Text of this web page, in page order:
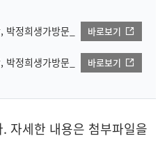
정희생가방문_
바로보기
정희생가방문_
바로보기
자세한 내용은 첨부파일을